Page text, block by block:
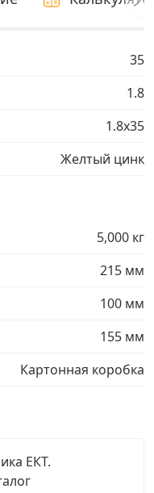
оборудование
›
35
1.8
1.8х35
Желтый цинк
5,000 кг
215 мм
100 мм
155 мм
Картонная коробка
ЕКТ.